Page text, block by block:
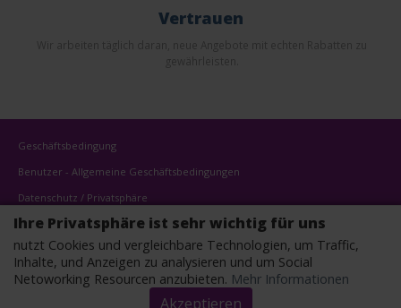
Ihre Privatsphäre ist sehr wichtig für uns
nutzt Cookies und vergleichbare Technologien, um Traffic,
Inhalte, und Anzeigen zu analysieren und um Social
Netoworking Resourcen anzubieten. Mehr Informationen
Akzeptieren
Vertrauen
Geschäftsbedingung
Benutzer - Allgemeine Geschäftsbedingungen
Datenschutz / Privatsphäre
Cookierichtlinien
Kontaktanfrage
Affiliates
Copyright © 2022 - Alle Rechte vorbehalten.